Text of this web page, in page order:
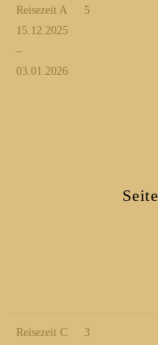
Reisezeit A
15.12.2025
–
03.01.2026
5
Reisezeit C
3